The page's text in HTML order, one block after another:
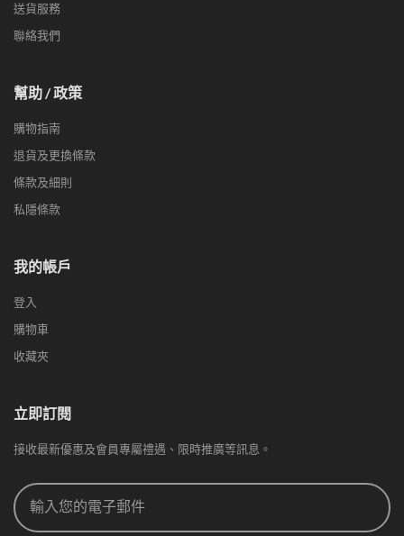
送貨服務
聯絡我們
幫助 / 政策
購物指南
退貨及更換條款
條款及細則
私隱條款
我的帳戶
登入
購物車
收藏夾
立即訂閱
接收最新優惠及會員專屬禮遇、限時推廣等訊息。